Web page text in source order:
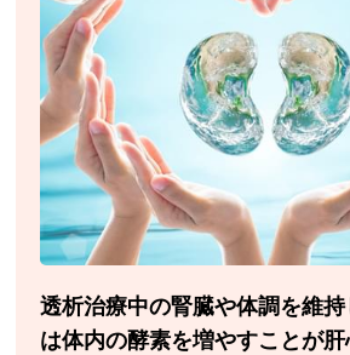
透析治療中の腎臓や体調を維
は体内の酵素を増やすことが肝